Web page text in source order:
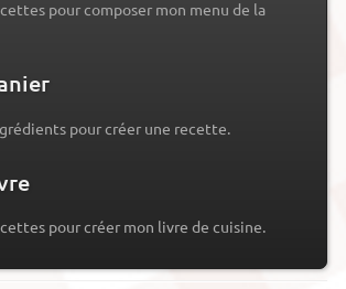
pour composer mon menu de la
pour créer une recette.
pour créer mon livre de cuisine.